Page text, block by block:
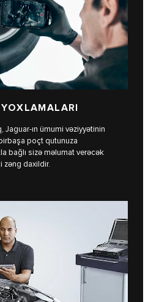
ın ümumi vəziyyətinin
poçt qutunuza
bağlı sizə məlumat verəcək
zəng daxildir.